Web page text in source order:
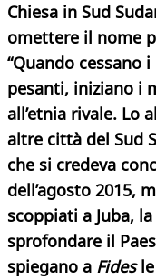
Chiesa in Sud
omettere il nome
“Quando cessano
pesanti, iniziano i
all’etnia rivale. Lo
altre città del Sud
che si credeva
dell’agosto 2015,
scoppiati a Juba,
sprofondare il
spiegano a Fidesle